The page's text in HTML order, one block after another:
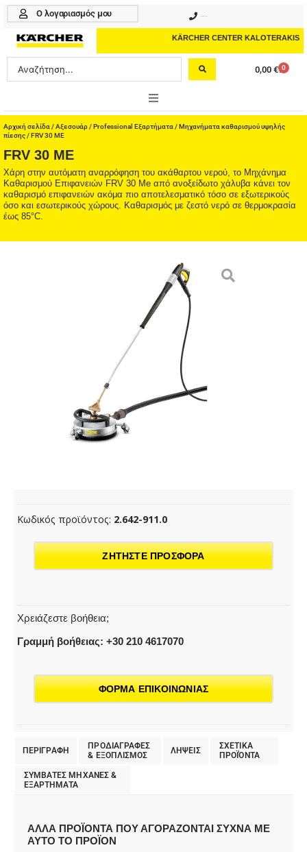
Μετάβαση
περιεχόμενο
Ο λογαριασμός μου
KÄRCHER CENTER KALOTERAKIS
Search
...
0,00 € 0
Cart
ONLINE SHOP
HOME & GARDEN
PROFESSIONAL
ΑΞΕΣΟΥΑΡ
ΚΑΘΑΡΙΣΤΙΚΑ
Αρχική σελίδα /Αξεσουάρ/Professional Εξαρτήματα /Μηχανήματα καθαρισμού υψηλής
πίεσης/ FRV 30 ME
FRV 30 ME
Χάρη στην αυτόματη αναρρόφηση του ακάθαρτου νερού, το Μηχάνημα
Καθαρισμού Επιφανειών FRV 30 Me από ανοξείδωτο χάλυβα κάνει τον
καθαρισμό επιφανειών ακόμα πιο αποτελεσματικό τόσο σε εξωτερικούς
όσο και εσωτερικούς χώρους. Καθαρισμός με ζεστό νερό σε θερμοκρασία
έως 85°C.
Κωδικός προϊόντος: 2.642-911.0
ΖΗΤΗΣΤΕ ΠΡΟΣΦΟΡΑ
Χρειάζεστε βοήθεια;
Γραμμή βοήθειας: +30 210 4617070
ΦΟΡΜΑ ΕΠΙΚΟΙΝΩΝΙΑΣ
ΠΕΡΙΓΡΑΦΗ
ΠΡΟΔΙΑΓΡΑΦΕΣ
& EΞΟΠΛΙΣΜΟΣ
ΛΗΨΕΙΣ
ΣΧΕΤΙΚΑ
ΠΡΟΪΌΝΤΑ
ΣΥΜΒΑΤΕΣ ΜΗΧΑΝΕΣ &
ΕΞΑΡΤΗΜΑΤΑ
ΑΛΛΑ ΠΡΟΪΟΝΤΑ ΠΟΥ ΑΓΟΡΑΖΟΝΤΑΙ ΣΥΧΝΑ ΜΕ
ΑΥΤΟ ΤΟ ΠΡΟΪΟΝ